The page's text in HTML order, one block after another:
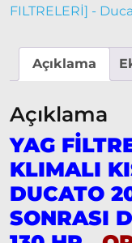
Model
Tipo &
Uno
Tipo
Uno
Fiorino
Tempra
FILTRELERİ] -
Açıklama
Açıklama
YAG
KLIMALI
DUCATO
SONRASI